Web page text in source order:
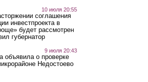
10 июля 20:55
соглашения
инвестпроекта в
будет рассмотрен
губернатор
9 июля 20:43
объявила о проверке
Недостоево